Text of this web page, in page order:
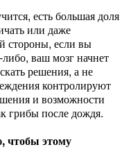
есть большая доля
или даже
стороны, если вы
либо, ваш мозг начнет
решения, а не
контролируют
и возможности
грибы после дождя.
чтобы этому